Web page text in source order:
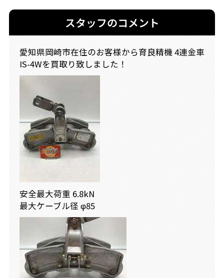
スタッフのコメント
愛知県岡崎市在住のお客様から育良精機 4連金車
IS-4Wを買取り致しました！
安全最大荷重 6.8kN
最大ケーブル径 φ85